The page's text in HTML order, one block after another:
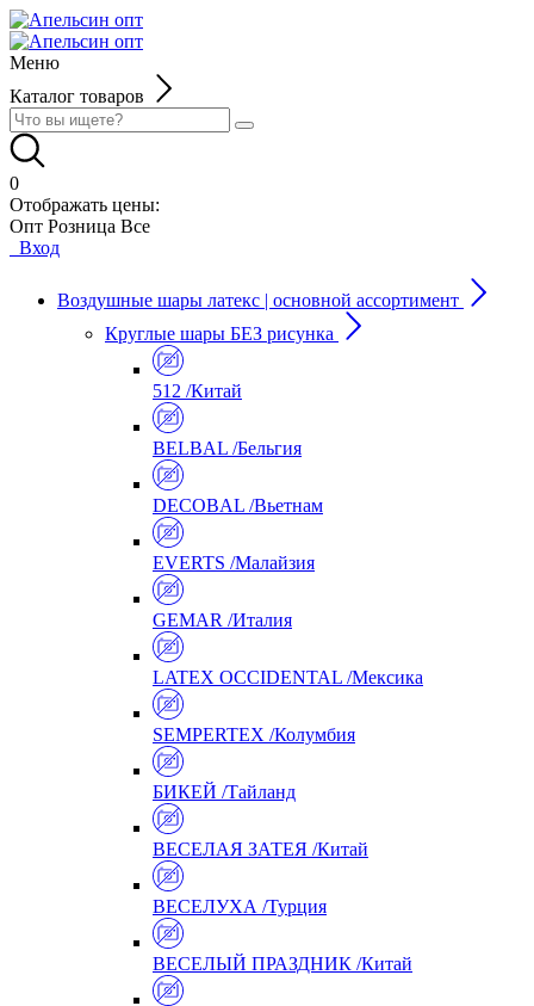
Меню
Каталог товаров
0
Отображать цены:
Опт Розница Все
Вход
Воздушные шары латекс | основной ассортимент
Круглые шары БЕЗ рисунка
512 /Китай
BELBAL /Бельгия
DECOBAL /Вьетнам
EVERTS /Малайзия
GEMAR /Италия
LATEX OCCIDENTAL /Мексика
SEMPERTEX /Колумбия
БИКЕЙ /Тайланд
ВЕСЕЛАЯ ЗАТЕЯ /Китай
ВЕСЕЛУХА /Турция
ВЕСЕЛЫЙ ПРАЗДНИК /Китай